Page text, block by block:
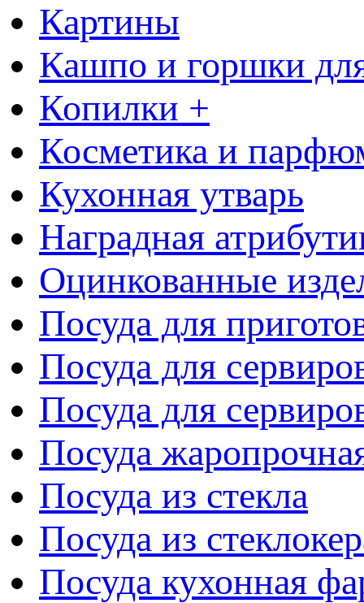
Картины
Кашпо и горшки
Копилки +
Косметика и
Кухонная утварь
Наградная
Оцинкованные
Посуда для
Посуда для
Посуда для
Посуда
Посуда из стекла
Посуда из
Посуда кухонная